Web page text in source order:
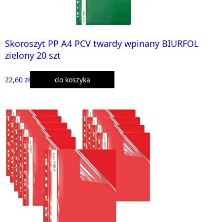
Skoroszyt PP A4 PCV twardy wpinany BIURFOL
zielony 20 szt
22,60 zł do koszyka